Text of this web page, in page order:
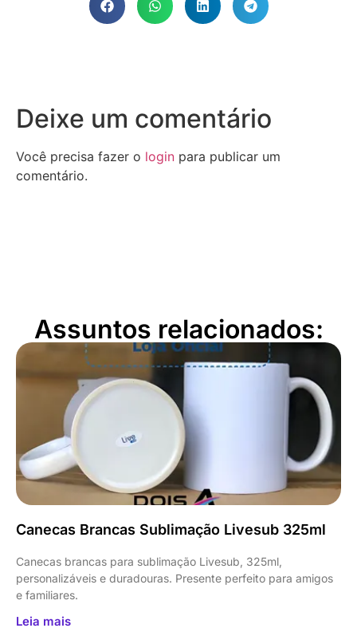
Deixe um comentário
Você precisa fazer o login para publicar um
comentário.
Assuntos relacionados:
Canecas Brancas Sublimação Livesub 325ml
Canecas brancas para sublimação Livesub, 325ml,
personalizáveis e duradouras. Presente perfeito para amigos
e familiares.
Leia mais